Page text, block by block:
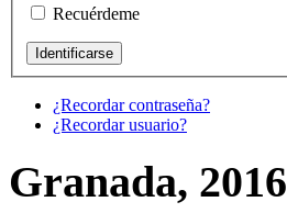
Recuérdeme
¿Recordar contraseña?
¿Recordar usuario?
Granada, 2016